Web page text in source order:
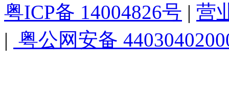
粤ICP备 14004826号 | 营
| 粤公网安备